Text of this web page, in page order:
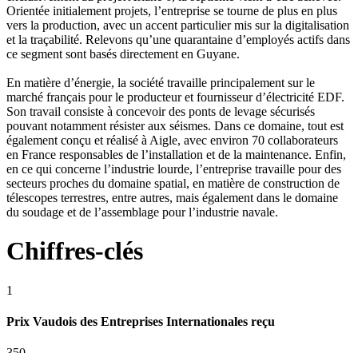
Orientée initialement projets, l’entreprise se tourne de plus en plus
vers la production, avec un accent particulier mis sur la digitalisation
et la traçabilité. Relevons qu’une quarantaine d’employés actifs dans
ce segment sont basés directement en Guyane.
En matière d’énergie, la société travaille principalement sur le
marché français pour le producteur et fournisseur d’électricité EDF.
Son travail consiste à concevoir des ponts de levage sécurisés
pouvant notamment résister aux séismes. Dans ce domaine, tout est
également conçu et réalisé à Aigle, avec environ 70 collaborateurs
en France responsables de l’installation et de la maintenance. Enfin,
en ce qui concerne l’industrie lourde, l’entreprise travaille pour des
secteurs proches du domaine spatial, en matière de construction de
télescopes terrestres, entre autres, mais également dans le domaine
du soudage et de l’assemblage pour l’industrie navale.
Chiffres-clés
1
Prix Vaudois des Entreprises Internationales reçu